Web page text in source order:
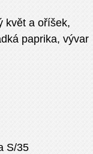
květ a oříšek,
paprika, vývar
S/35